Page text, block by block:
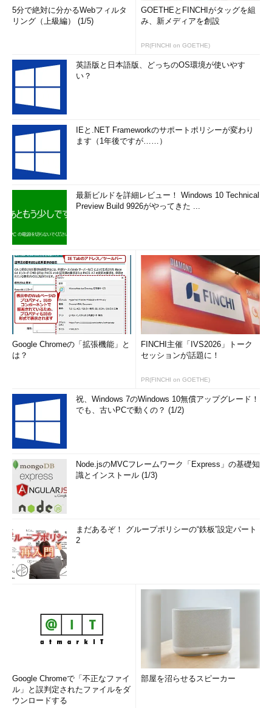
5分で絶対に分かるWebフィルタ
リング（上級編） (1/5)
GOETHEとFINCHIがタッグを組
み、新メディアを創設
PR(FINCHI on GOETHE)
英語版と日本語版、どっちのOS環境が使いやす
い？
IEと.NET Frameworkのサポートポリシーが変わり
ます（1年後ですが……）
最新ビルドを詳細レビュー！ Windows 10 Technical
Preview Build 9926がやってきた ...
Google Chromeの「拡張機能」と
は？
FINCHI主催「IVS2026」トーク
セッションが話題に！
PR(FINCHI on GOETHE)
祝、Windows 7のWindows 10無償アップグレード！
でも、古いPCで動くの？ (1/2)
Node.jsのMVCフレームワーク「Express」の基礎知
識とインストール (1/3)
まだあるぞ！ グループポリシーの“鉄板”設定パート
2
Google Chromeで「不正なファイ
ル」と誤判定されたファイルをダ
ウンロードする
部屋を沼らせるスピーカー